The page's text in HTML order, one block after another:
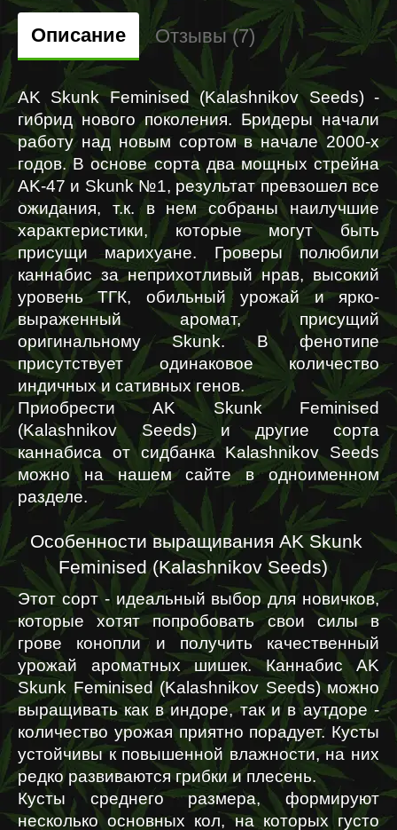
Описание Отзывы (7)
AK Skunk Feminised (Kalashnikov Seeds) -
гибрид нового поколения. Бридеры начали
работу над новым сортом в начале 2000-х
годов. В основе сорта два мощных стрейна
AK-47 и Skunk №1, результат превзошел все
ожидания, т.к. в нем собраны наилучшие
характеристики, которые могут быть
присущи марихуане. Гроверы полюбили
каннабис за неприхотливый нрав, высокий
уровень ТГК, обильный урожай и ярко-
выраженный аромат, присущий
оригинальному Skunk. В фенотипе
присутствует одинаковое количество
индичных и сативных генов.
Приобрести AK Skunk Feminised
(Kalashnikov Seeds) и другие сорта
каннабиса от сидбанка Kalashnikov Seeds
можно на нашем сайте в одноименном
разделе.
Особенности выращивания AK Skunk
Feminised (Kalashnikov Seeds)
Этот сорт - идеальный выбор для новичков,
которые хотят попробовать свои силы в
грове конопли и получить качественный
урожай ароматных шишек. Каннабис AK
Skunk Feminised (Kalashnikov Seeds) можно
выращивать как в индоре, так и в аутдоре -
количество урожая приятно порадует. Кусты
устойчивы к повышенной влажности, на них
редко развиваются грибки и плесень.
Кусты среднего размера, формируют
несколько основных кол, на которых густо